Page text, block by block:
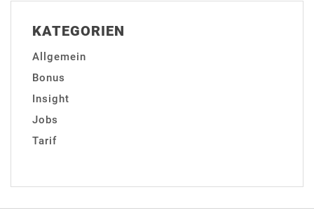
KATEGORIEN
Allgemein
Bonus
Insight
Jobs
Tarif